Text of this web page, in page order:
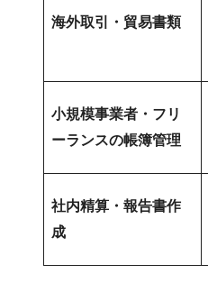
海外取引・貿易書類
小規模事業者・フリ
ーランスの帳簿管理
社内精算・報告書作
成